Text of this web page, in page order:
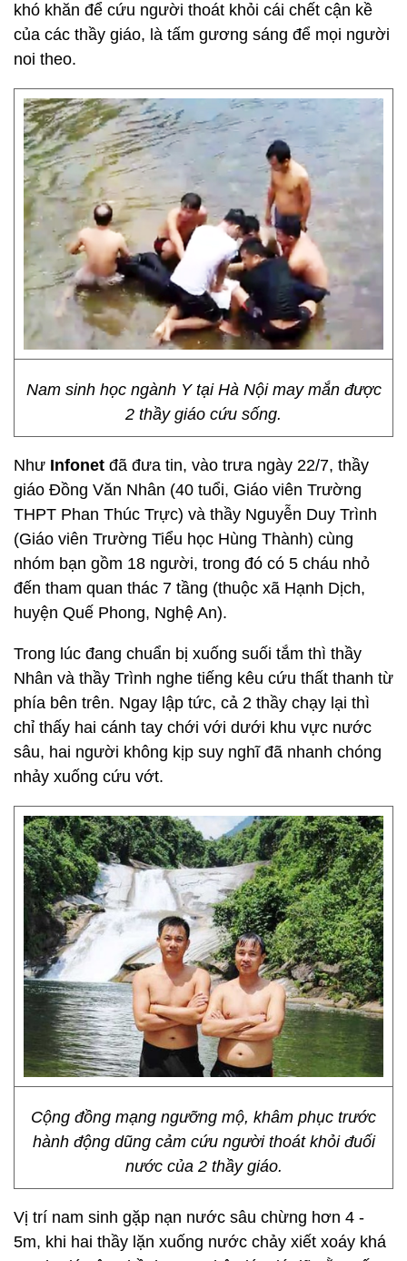
khó khăn để cứu người thoát khỏi cái chết cận kề
của các thầy giáo, là tấm gương sáng để mọi người
noi theo.
Nam sinh học ngành Y tại Hà Nội may mắn được
2 thầy giáo cứu sống.
Như Infonet đã đưa tin, vào trưa ngày 22/7, thầy
giáo Đồng Văn Nhân (40 tuổi, Giáo viên Trường
THPT Phan Thúc Trực) và thầy Nguyễn Duy Trình
(Giáo viên Trường Tiểu học Hùng Thành) cùng
nhóm bạn gồm 18 người, trong đó có 5 cháu nhỏ
đến tham quan thác 7 tầng (thuộc xã Hạnh Dịch,
huyện Quế Phong, Nghệ An).
Trong lúc đang chuẩn bị xuống suối tắm thì thầy
Nhân và thầy Trình nghe tiếng kêu cứu thất thanh từ
phía bên trên. Ngay lập tức, cả 2 thầy chạy lại thì
chỉ thấy hai cánh tay chới với dưới khu vực nước
sâu, hai người không kịp suy nghĩ đã nhanh chóng
nhảy xuống cứu vớt.
Cộng đồng mạng ngưỡng mộ, khâm phục trước
hành động dũng cảm cứu người thoát khỏi đuối
nước của 2 thầy giáo.
Vị trí nam sinh gặp nạn nước sâu chừng hơn 4 -
5m, khi hai thầy lặn xuống nước chảy xiết xoáy khá